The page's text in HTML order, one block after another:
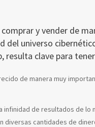
y vender de
del universo
resulta clave para
de manera muy
infinidad de resultados de
diversas cantidades de